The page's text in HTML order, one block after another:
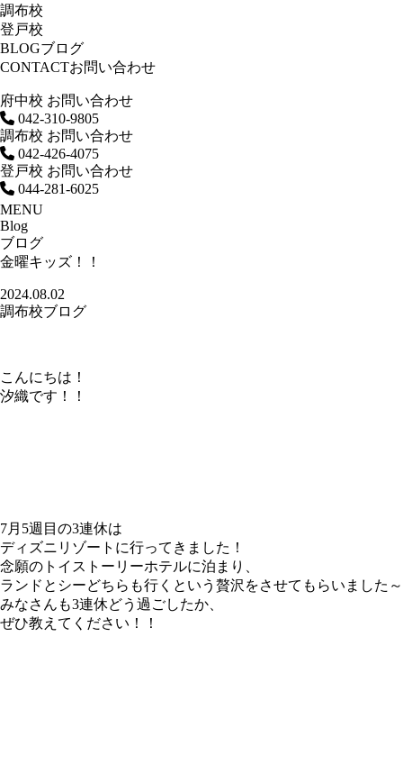
調布校
登戸校
BLOGブログ
CONTACTお問い合わせ
府中校 お問い合わせ
042-310-9805
調布校 お問い合わせ
042-426-4075
登戸校 お問い合わせ
044-281-6025
MENU
Blog
ブログ
金曜キッズ！！
2024.08.02
調布校ブログ
こんにちは！
汐織です！！
7月5週目の3連休は
ディズニリゾートに行ってきました！
念願のトイストーリーホテルに泊まり、
ランドとシーどちらも行くという贅沢をさせてもらいました～
みなさんも3連休どう過ごしたか、
ぜひ教えてください！！